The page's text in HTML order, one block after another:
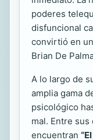
poderes
disfuncional
convirtió en
Brian De
A lo largo de
amplia gama
psicológico
mal. Entre sus
encuentran